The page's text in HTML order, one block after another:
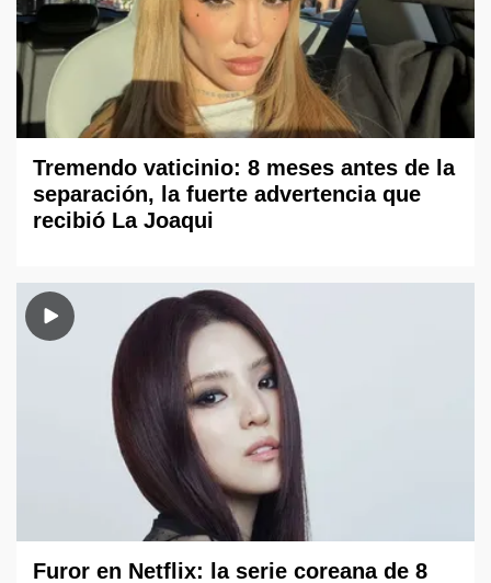
Tremendo vaticinio: 8 meses antes de la
separación, la fuerte advertencia que
recibió La Joaqui
Furor en Netflix: la serie coreana de 8